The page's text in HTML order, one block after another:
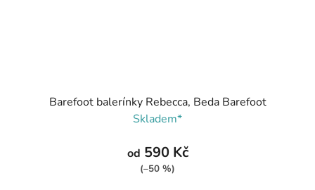
Barefoot balerínky Rebecca, Beda Barefoot
Skladem*
od 590 Kč
(–50 %)